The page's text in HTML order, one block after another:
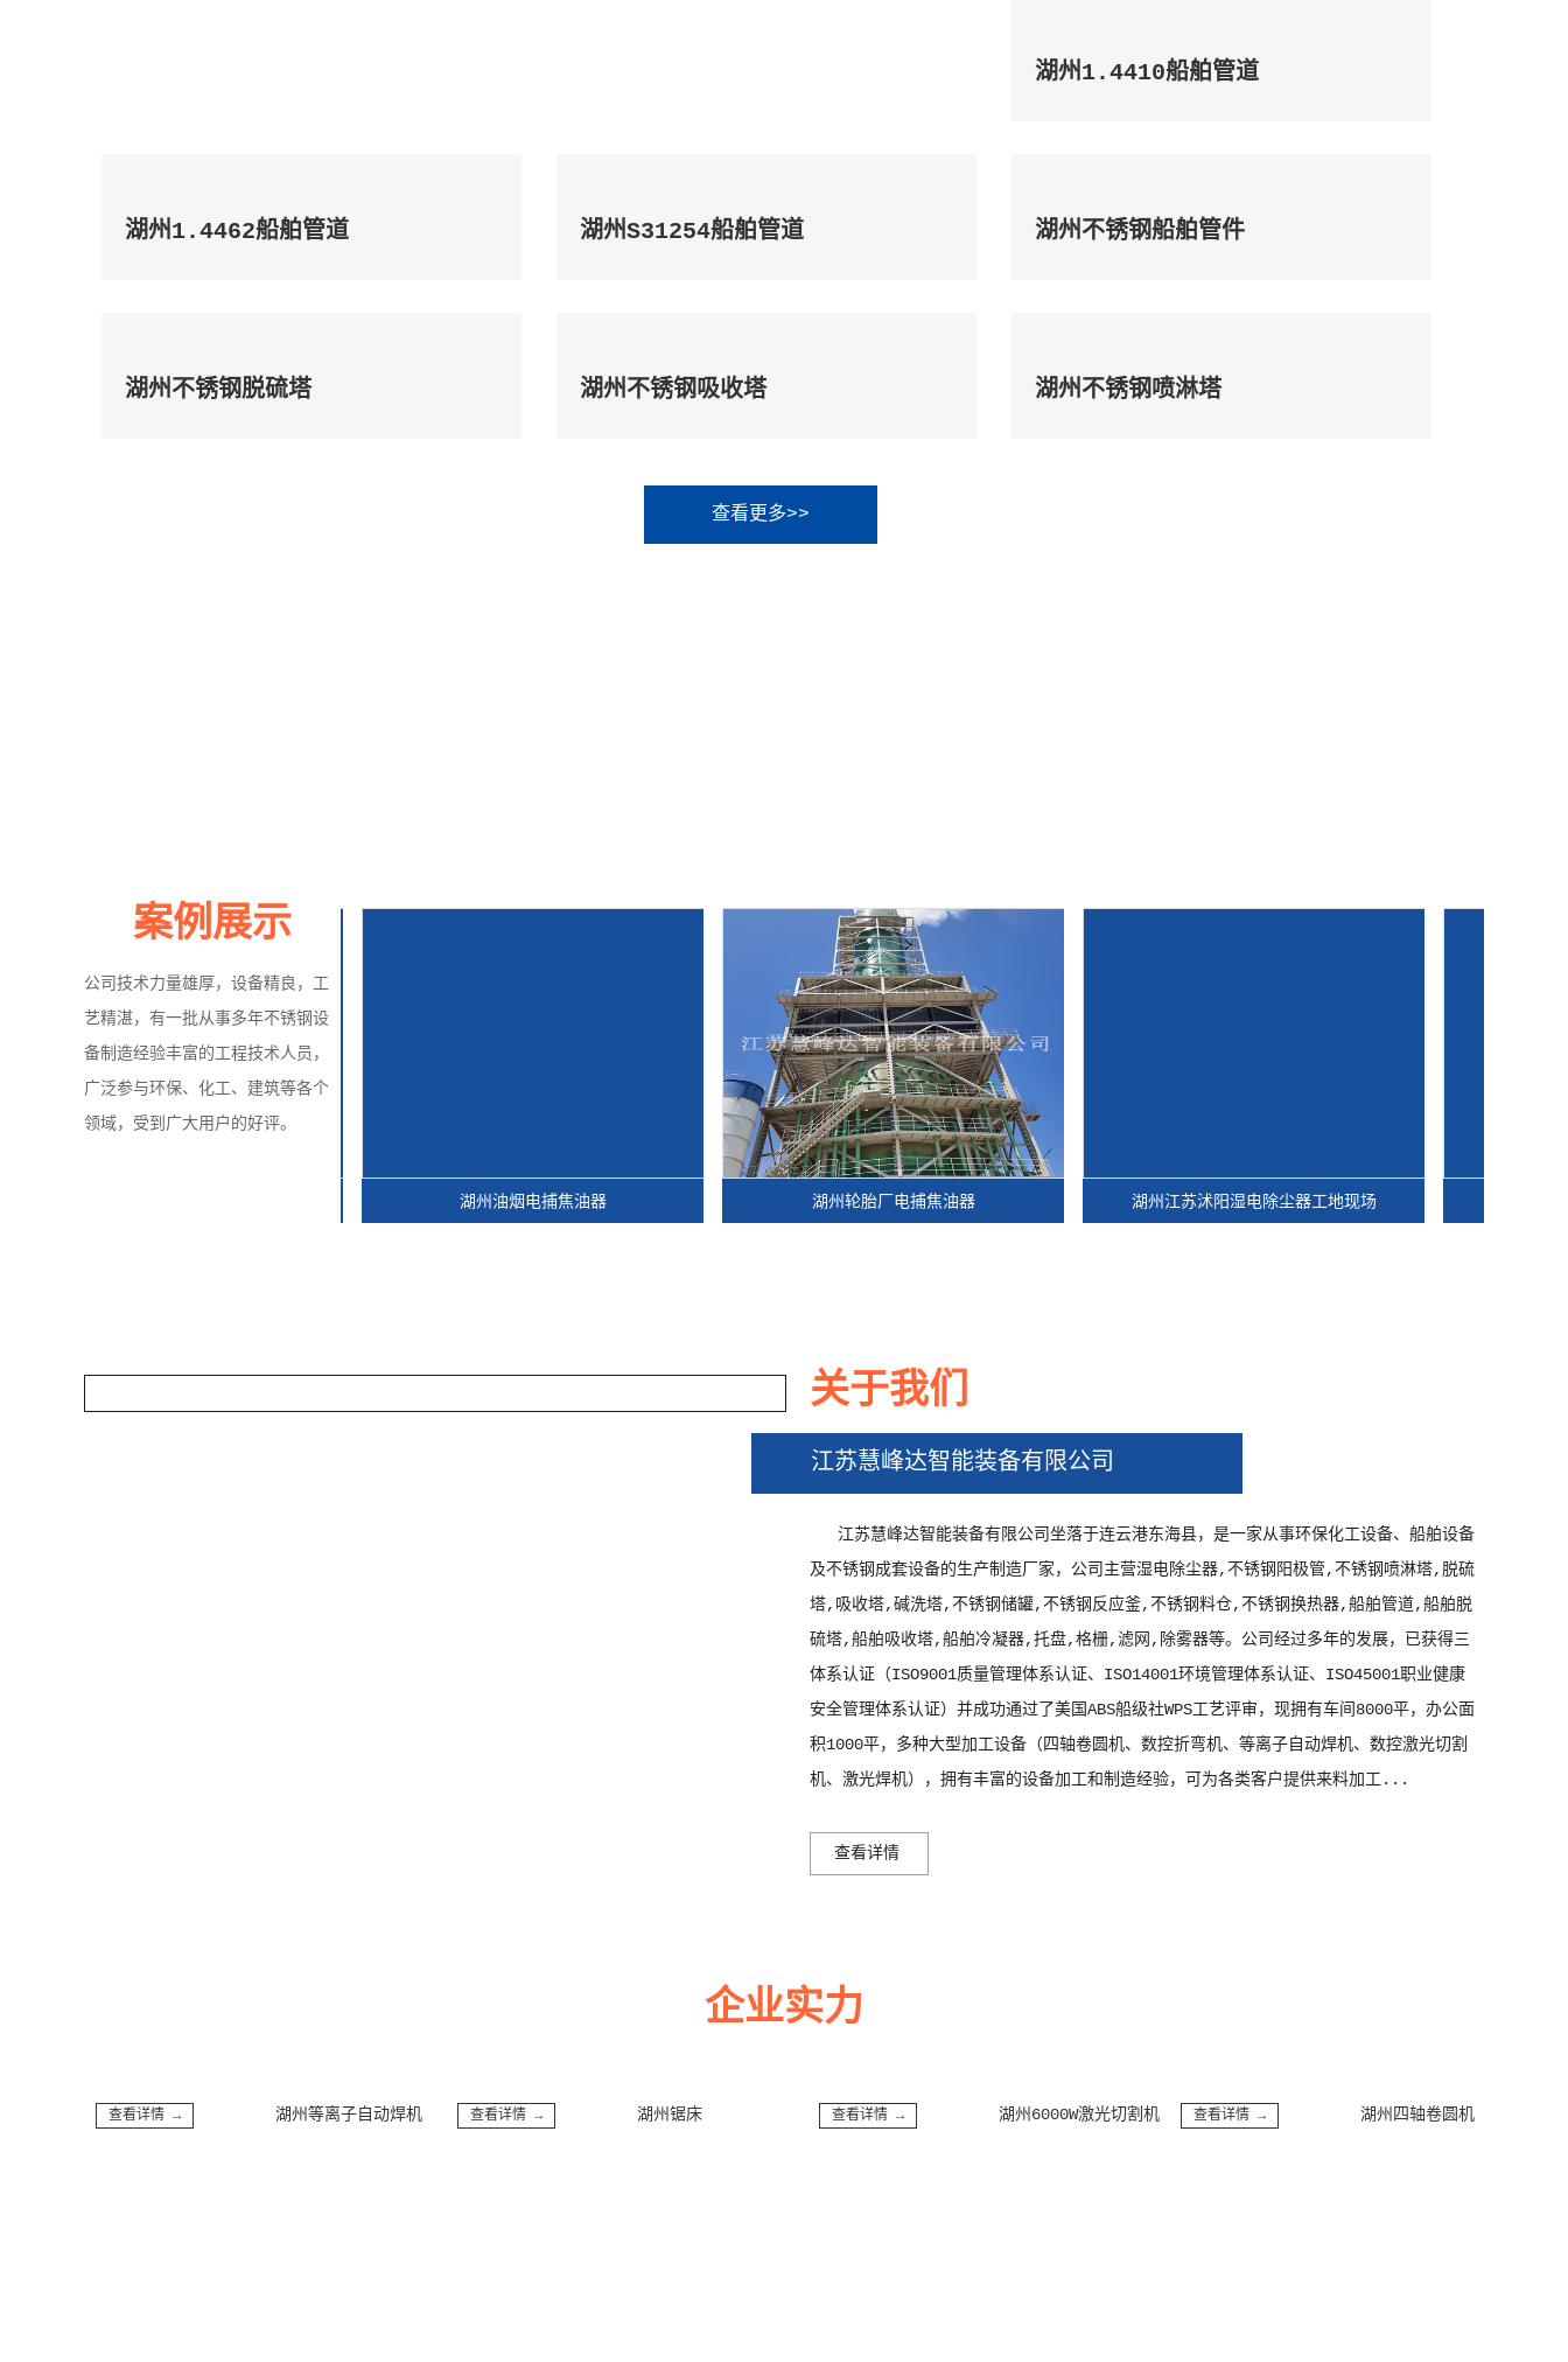
湖州1.4410船舶管道
湖州1.4462船舶管道 湖州S31254船舶管道 湖州不锈钢船舶管件
湖州不锈钢脱硫塔 湖州不锈钢吸收塔 湖州不锈钢喷淋塔
查看更多>>
案例展示
公司技术力量雄厚，设备精良，工
艺精湛，有一批从事多年不锈钢设
备制造经验丰富的工程技术人员，
广泛参与环保、化工、建筑等各个
领域，受到广大用户的好评。
湖州油烟电捕焦油器 湖州轮胎厂电捕焦油器 湖州江苏沭阳湿电除尘器工地现场
关于我们
江苏慧峰达智能装备有限公司
江苏慧峰达智能装备有限公司坐落于连云港东海县，是一家从事环保化工设备、船舶设备
及不锈钢成套设备的生产制造厂家，公司主营湿电除尘器,不锈钢阳极管,不锈钢喷淋塔,脱硫
塔,吸收塔,碱洗塔,不锈钢储罐,不锈钢反应釜,不锈钢料仓,不锈钢换热器,船舶管道,船舶脱
硫塔,船舶吸收塔,船舶冷凝器,托盘,格栅,滤网,除雾器等。公司经过多年的发展，已获得三
体系认证（ISO9001质量管理体系认证、ISO14001环境管理体系认证、ISO45001职业健康
安全管理体系认证）并成功通过了美国ABS船级社WPS工艺评审，现拥有车间8000平，办公面
积1000平，多种大型加工设备（四轴卷圆机、数控折弯机、等离子自动焊机、数控激光切割
机、激光焊机），拥有丰富的设备加工和制造经验，可为各类客户提供来料加工...
查看详情
企业实力
查看详情 → 查看详情 →
湖州等离子自动焊机 查看详情 →
湖州锯床 查看详情 →
湖州6000W激光切割机 湖州四轴卷圆机